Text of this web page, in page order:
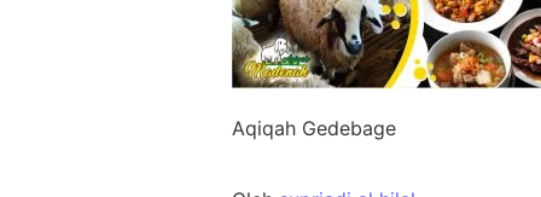
Aqiqah Gedebage